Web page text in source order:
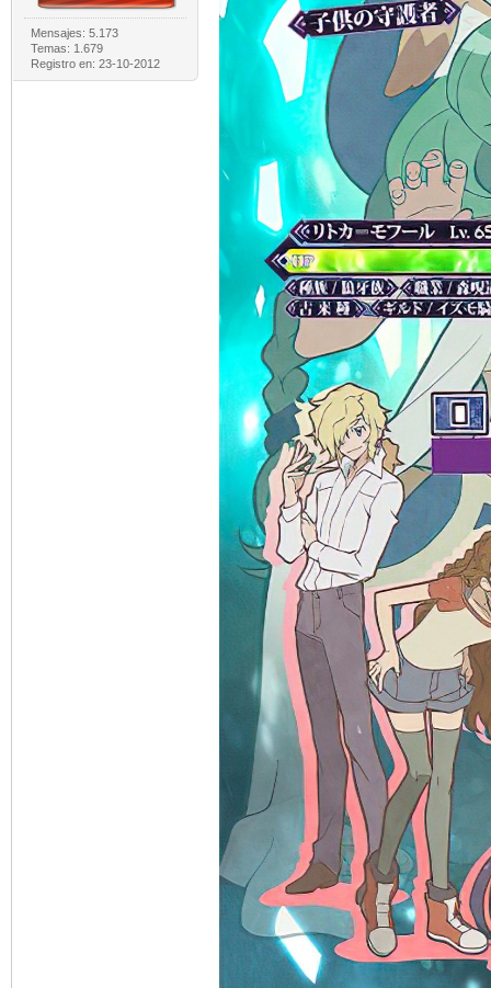
Mensajes: 5.173
Temas: 1.679
Registro en: 23-10-2012